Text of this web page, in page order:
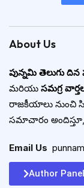
About Us
పున్నమి తెలుగు దిన
మరియు సమగ్ర
రాజకీయాలు నుంచి
సమాచారం
Email Us
Author Panel